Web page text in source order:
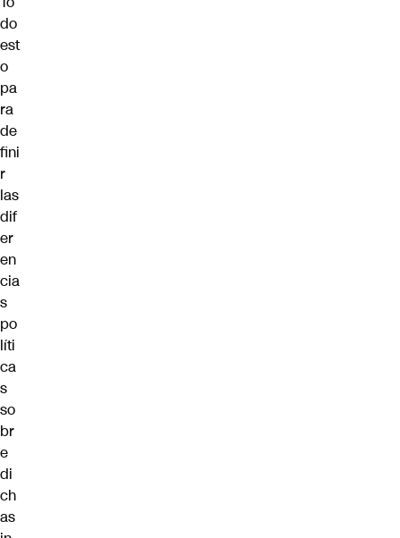
do
est
o
pa
ra
de
fini
r
las
dif
er
en
cia
s
po
líti
ca
s
so
br
e
di
ch
as